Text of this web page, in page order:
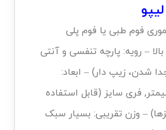
فوم طبی یا فوم پلی
بالا – رویه: پارچه تنفسی و آنتی
شدن، زیپ دار) – ابعاد:
سانتیمتر, فری سایز (قابل استفاده
– وزن تقریبی: بسیار سبک